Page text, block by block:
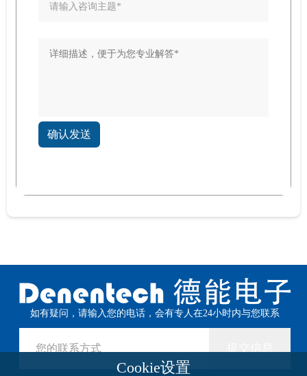
Cookie设置
确认发送
如有疑问，请输入您的电话，会有专人在24小时内与您联系